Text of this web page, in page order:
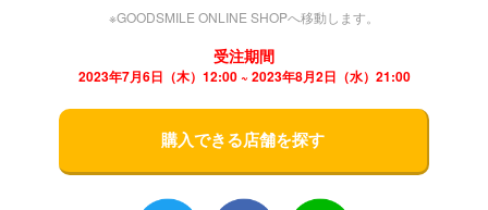
※GOODSMILE ONLINE SHOPへ移動します。
受注期間
2023年7月6日（木）12:00 ~ 2023年8月2日（水）21:00
購入できる店舗を探す